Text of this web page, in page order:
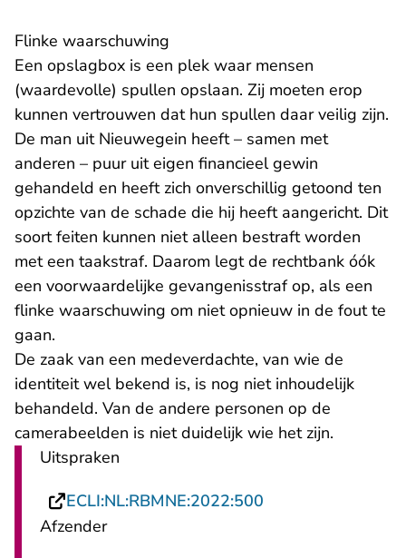
Flinke waarschuwing
Een opslagbox is een plek waar mensen
(waardevolle) spullen opslaan. Zij moeten erop
kunnen vertrouwen dat hun spullen daar veilig zijn.
De man uit Nieuwegein heeft – samen met
anderen – puur uit eigen financieel gewin
gehandeld en heeft zich onverschillig getoond ten
opzichte van de schade die hij heeft aangericht. Dit
soort feiten kunnen niet alleen bestraft worden
met een taakstraf. Daarom legt de rechtbank óók
een voorwaardelijke gevangenisstraf op, als een
flinke waarschuwing om niet opnieuw in de fout te
gaan.
De zaak van een medeverdachte, van wie de
identiteit wel bekend is, is nog niet inhoudelijk
behandeld. Van de andere personen op de
camerabeelden is niet duidelijk wie het zijn.
Uitspraken
ECLI:NL:RBMNE:2022:500
Afzender